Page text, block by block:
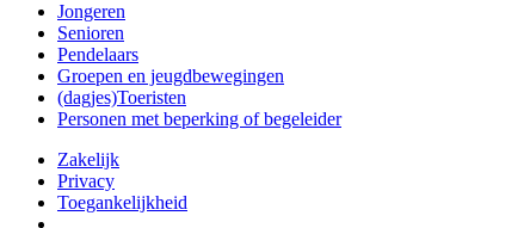
Jongeren
Senioren
Pendelaars
Groepen en jeugdbewegingen
(dagjes)Toeristen
Personen met beperking of begeleider
Zakelijk
Privacy
Toegankelijkheid